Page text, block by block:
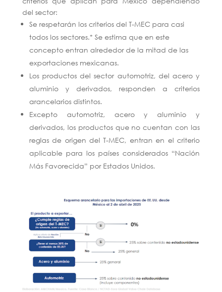
del sector:
Se respetarán los criterios del T-MEC para casi
todos los sectores.* Se estima que en este
concepto entran alrededor de la mitad de las
exportaciones mexicanas.
Los productos del sector automotriz, del acero y
aluminio y derivados, responden a criterios
arancelarios distintos.
Excepto automotriz, acero y aluminio y
derivados, los productos que no cuentan con las
reglas de origen del T-MEC, entran en el criterio
aplicable para los países considerados “Nación
Más Favorecida” por Estados Unidos.